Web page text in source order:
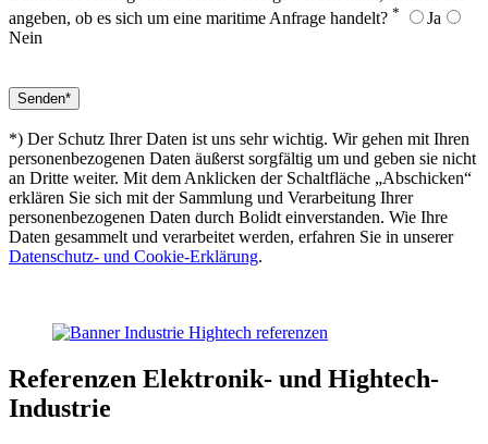
angeben, ob es sich um eine maritime Anfrage handelt? *
Ja
Nein
*) Der Schutz Ihrer Daten ist uns sehr wichtig. Wir gehen mit Ihren
personenbezogenen Daten äußerst sorgfältig um und geben sie nicht
an Dritte weiter. Mit dem Anklicken der Schaltfläche „Abschicken“
erklären Sie sich mit der Sammlung und Verarbeitung Ihrer
personenbezogenen Daten durch Bolidt einverstanden. Wie Ihre
Daten gesammelt und verarbeitet werden, erfahren Sie in unserer
Datenschutz- und Cookie-Erklärung.
Referenzen Elektronik- und Hightech-
Industrie